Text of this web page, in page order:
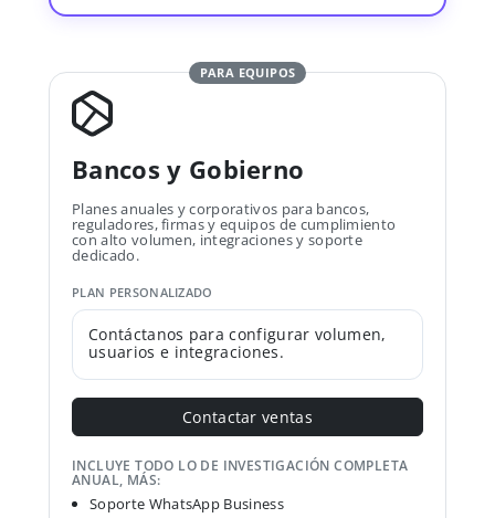
PARA EQUIPOS
Bancos y Gobierno
Planes anuales y corporativos para bancos,
reguladores, firmas y equipos de cumplimiento
con alto volumen, integraciones y soporte
dedicado.
PLAN PERSONALIZADO
Contáctanos para configurar volumen,
usuarios e integraciones.
Contactar ventas
INCLUYE TODO LO DE INVESTIGACIÓN COMPLETA
ANUAL, MÁS:
Soporte WhatsApp Business